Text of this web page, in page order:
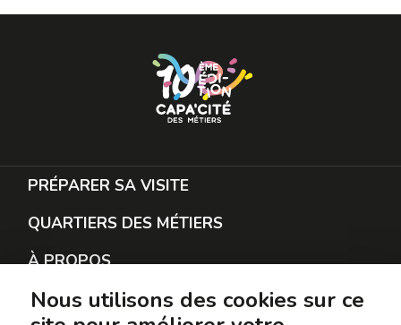
PRÉPARER SA VISITE
QUARTIERS DES MÉTIERS
À PROPOS
RESTER EN CONTACT
Nous utilisons des cookies sur ce